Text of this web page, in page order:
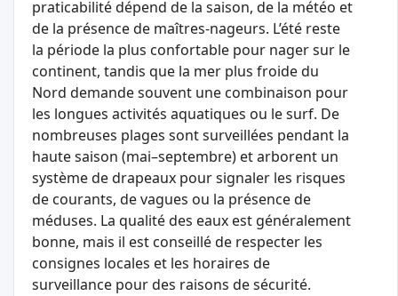
praticabilité dépend de la saison, de la météo et
de la présence de maîtres-nageurs. L’été reste
la période la plus confortable pour nager sur le
continent, tandis que la mer plus froide du
Nord demande souvent une combinaison pour
les longues activités aquatiques ou le surf. De
nombreuses plages sont surveillées pendant la
haute saison (mai–septembre) et arborent un
système de drapeaux pour signaler les risques
de courants, de vagues ou la présence de
méduses. La qualité des eaux est généralement
bonne, mais il est conseillé de respecter les
consignes locales et les horaires de
surveillance pour des raisons de sécurité.